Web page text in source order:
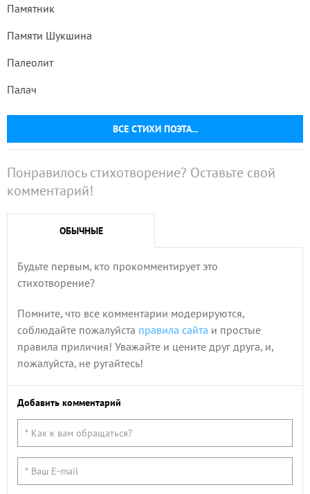
ВСЕ СТИХИ ПОЭТА...
Памятник
Памяти Шукшина
Палеолит
Палач
Понравилось стихотворение? Оставьте свой
комментарий!
ОБЫЧНЫЕ
Будьте первым, кто прокомментирует это
стихотворение?
Помните, что все комментарии модерируются,
соблюдайте пожалуйста правила сайта и простые
правила приличия! Уважайте и цените друг друга, и,
пожалуйста, не ругайтесь!
Добавить комментарий